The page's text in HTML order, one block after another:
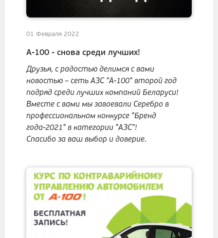
01 Февраля 2022
А-100 - снова среди лучших!
Друзья, с радостью делимся с вами
новостью – сеть АЗС "А-100" второй год
подряд среди лучших компаний Беларуси!
Вместе с вами мы завоевали Серебро в
профессиональном конкурсе "Бренд
года-2021" в категории "АЗС"!
Спасибо за ваш выбор и доверие.